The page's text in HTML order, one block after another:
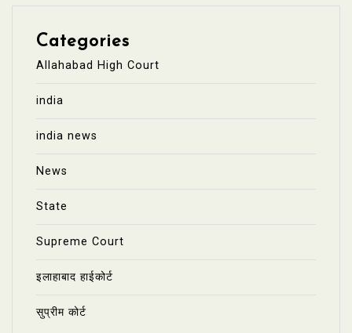
Categories
Allahabad High Court
india
india news
News
State
Supreme Court
इलाहाबाद हाईकोर्ट
सुप्रीम कोर्ट